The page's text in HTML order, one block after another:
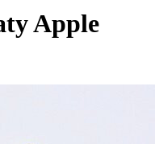
Apple